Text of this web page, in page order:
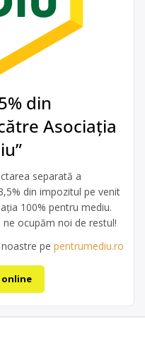
din
Asociația
separată a
din impozitul pe venit
100% pentru mediu.
ocupăm noi de restul!
pe pentrumediu.ro